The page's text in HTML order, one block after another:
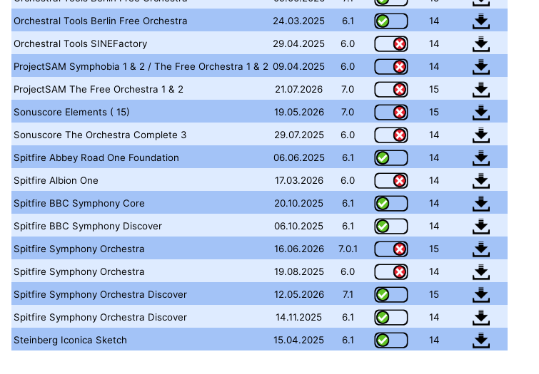
Orchestral Tools Berlin Free Orchestra
24.03.2025 6.1
14
Orchestral Tools SINEFactory
29.04.2025 6.0
14
ProjectSAM Symphobia 1 & 2 / The Free Orchestra 1 & 2 09.04.2025 6.0
14
ProjectSAM The Free Orchestra 1 & 2
21.07.2026 7.0
15
Sonuscore Elements ( 15)
19.05.2026 7.0
15
Sonuscore The Orchestra Complete 3
29.07.2025 6.0
14
Spitfire Abbey Road One Foundation
06.06.2025 6.1
14
Spitfire Albion One
17.03.2026 6.0
14
Spitfire BBC Symphony Core
20.10.2025 6.1
14
Spitfire BBC Symphony Discover
06.10.2025 6.1
14
Spitfire Symphony Orchestra
16.06.2026 7.0.1
15
Spitfire Symphony Orchestra
19.08.2025 6.0
14
Spitfire Symphony Orchestra Discover
12.05.2026 7.1
15
Spitfire Symphony Orchestra Discover
14.11.2025 6.1
14
Steinberg Iconica Sketch
15.04.2025 6.1 14